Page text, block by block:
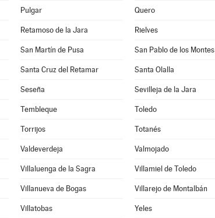
Pulgar Quero
Retamoso de la Jara Rielves
San Martín de Pusa San Pablo de los Montes
Santa Cruz del Retamar Santa Olalla
Seseña Sevilleja de la Jara
Tembleque Toledo
Torrijos Totanés
Valdeverdeja Valmojado
Villaluenga de la Sagra Villamiel de Toledo
Villanueva de Bogas Villarejo de Montalbán
Villatobas Yeles